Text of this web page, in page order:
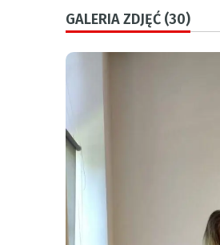
GALERIA ZDJĘĆ (30)